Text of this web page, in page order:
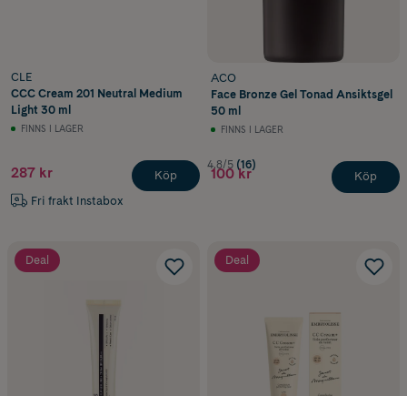
CLE
CCC Cream 201 Neutral Medium
Light 30 ml
FINNS I LAGER
287 kr
Fri frakt Instabox
Köp
ACO
Face Bronze Gel Tonad Ansiktsgel
50 ml
FINNS I LAGER
4.8/5 (16)
100 kr Köp
Deal Deal